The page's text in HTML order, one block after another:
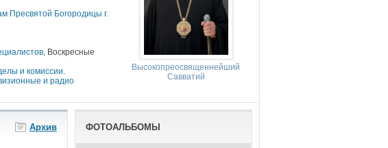
Высокопреосвященнейший
Савватий
Пресвятой Богородицы г.
, Воскресные
и комиссии.
и радио
Архив ФОТОАЛЬБОМЫ